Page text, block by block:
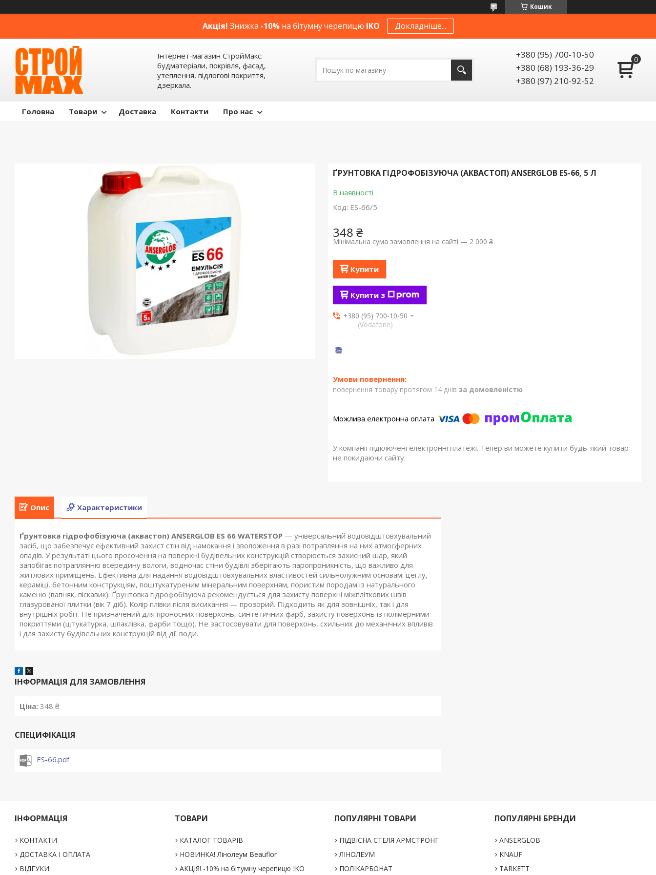
Кошик
Акція! Знижка -10%на бітумну черепицю IKO Докладніше...
Інтернет-магазин СтройМакс:
будматеріали, покрівля, фасад,
утеплення, підлогові покриття,
дзеркала.
+380 (95) 700-10-50
+380 (68) 193-36-29
+380 (97) 210-92-52
Головна Товари Доставка Контакти Про нас
ҐРУНТОВКА ГІДРОФОБІЗУЮЧА (АКВАСТОП) ANSERGLOB ES-66, 5 Л
В наявності
Код: ES-66/5
348 ₴
Мінімальна сума замовлення на сайті — 2 000 ₴
Купити
Купити з
+380 (95) 700-10-50
(Vodafone)
повернення товару протягом 14 днів за домовленістю
У компанії підключені електронні платежі. Тепер ви можете купити будь-який товар
не покидаючи сайту.
Опис Характеристики
Ґрунтовка гідрофобізуюча (аквастоп) ANSERGLOB ES 66 WATERSTOP — універсальний водовідштовхувальний
засіб, що забезпечує ефективний захист стін від намокання і зволоження в разі потрапляння на них атмосферних
опадів. У результаті цього просочення на поверхні будівельних конструкцій створюється захисний шар, який
запобігає потраплянню всередину вологи, водночас стіни будівлі зберігають паропроникність, що важливо для
житлових приміщень. Ефективна для надання водовідштовхувальних властивостей сильнолужним основам: цеглу,
кераміці, бетонним конструкціям, поштукатуреним мінеральним поверхням, пористим породам із натурального
каменю (вапняк, піскавик). Ґрунтовка гідрофобізуюча рекомендується для захисту поверхні міжпліткових швів
глазурованої плитки (вік 7 діб). Колір плівки після висихання — прозорий. Підходить як для зовнішніх, так і для
внутрішніх робіт. Не призначений для проносних поверхонь, синтетичних фарб, захисту поверхонь із полімерними
покриттями (штукатурка, шпаклівка, фарби тощо). Не застосовувати для поверхонь, схильних до механічних впливів
і для захисту будівельних конструкцій від дії води.
ІНФОРМАЦІЯ ДЛЯ ЗАМОВЛЕННЯ
Ціна: 348 ₴
СПЕЦИФІКАЦІЯ
ES-66.pdf
ІНФОРМАЦІЯ
КОНТАКТИ
ДОСТАВКА І ОПЛАТА
ВІДГУКИ
ТОВАРИ
КАТАЛОГ ТОВАРІВ
НОВИНКА! Лінолеум Beauflor
АКЦІЯ! -10% на бітумну черепицю IKO
ПОПУЛЯРНІ ТОВАРИ
ПІДВІСНА СТЕЛЯ АРМСТРОНГ
ЛІНОЛЕУМ
ПОЛІКАРБОНАТ
ПОПУЛЯРНІ БРЕНДИ
ANSERGLOB
KNAUF
TARKETT